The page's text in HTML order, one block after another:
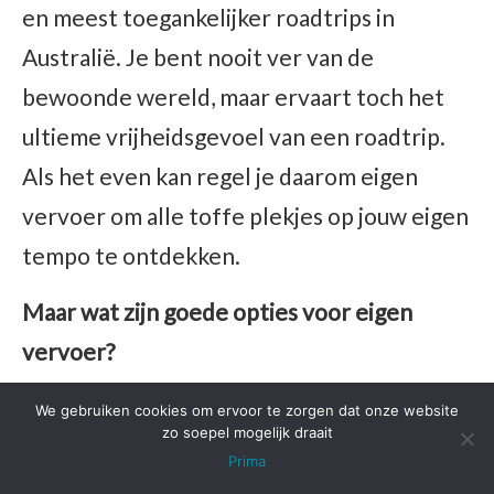
en meest toegankelijker roadtrips in
Australië. Je bent nooit ver van de
bewoonde wereld, maar ervaart toch het
ultieme vrijheidsgevoel van een roadtrip.
Als het even kan regel je daarom eigen
vervoer om alle toffe plekjes op jouw eigen
tempo te ontdekken.
Maar wat zijn goede opties voor eigen
vervoer?
Wil je vooral in hostels blijven slapen? Dan
kun je vaak vrij goedkoop een auto huren bij
We gebruiken cookies om ervoor te zorgen dat onze website
zo soepel mogelijk draait
Prima